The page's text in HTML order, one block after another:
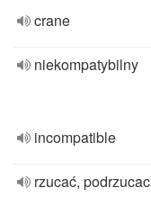
crane
niekompatybilny
incompatible
rzucać, podrzucac